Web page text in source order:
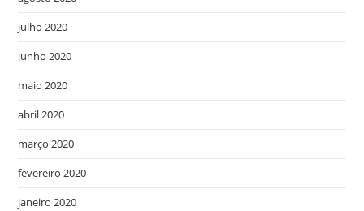
julho 2020
junho 2020
maio 2020
abril 2020
março 2020
fevereiro 2020
janeiro 2020